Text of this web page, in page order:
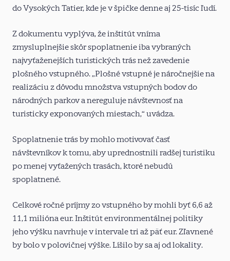
do Vysokých Tatier, kde je v špičke denne aj 25-tisíc ľudí.
Z dokumentu vyplýva, že inštitút vníma
zmysluplnejšie skôr spoplatnenie iba vybraných
najvyťaženejších turistických trás než zavedenie
plošného vstupného. „Plošné vstupné je náročnejšie na
realizáciu z dôvodu množstva vstupných bodov do
národných parkov a nereguluje návštevnosť na
turisticky exponovaných miestach,“ uvádza.
Spoplatnenie trás by mohlo motivovať časť
návštevníkov k tomu, aby uprednostnili radšej turistiku
po menej vyťažených trasách, ktoré nebudú
spoplatnené.
Celkové ročné príjmy zo vstupného by mohli byť 6,6 až
11,1 milióna eur. Inštitút environmentálnej politiky
jeho výšku navrhuje v intervale tri až päť eur. Zľavnené
by bolo v polovičnej výške. Líšilo by sa aj od lokality.